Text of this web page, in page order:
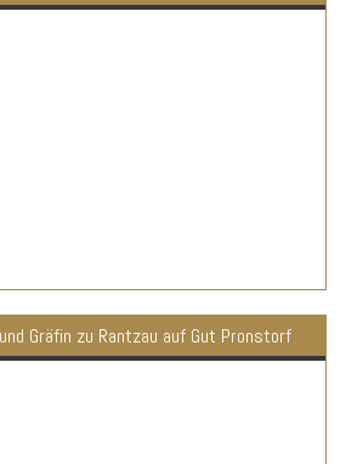
Gräfin zu Rantzau auf Gut Pronstorf